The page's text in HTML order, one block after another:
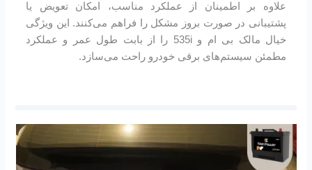
علاوه بر اطمینان از عملکرد مناسب، امکان تعویض یا
پشتیبانی در صورت بروز مشکل را فراهم می‌کنند. این ویژگی
خیال مالک بی ام و 535i را از بابت طول عمر و عملکرد
مطمئن سیستم‌های برقی خودرو راحت می‌سازد.